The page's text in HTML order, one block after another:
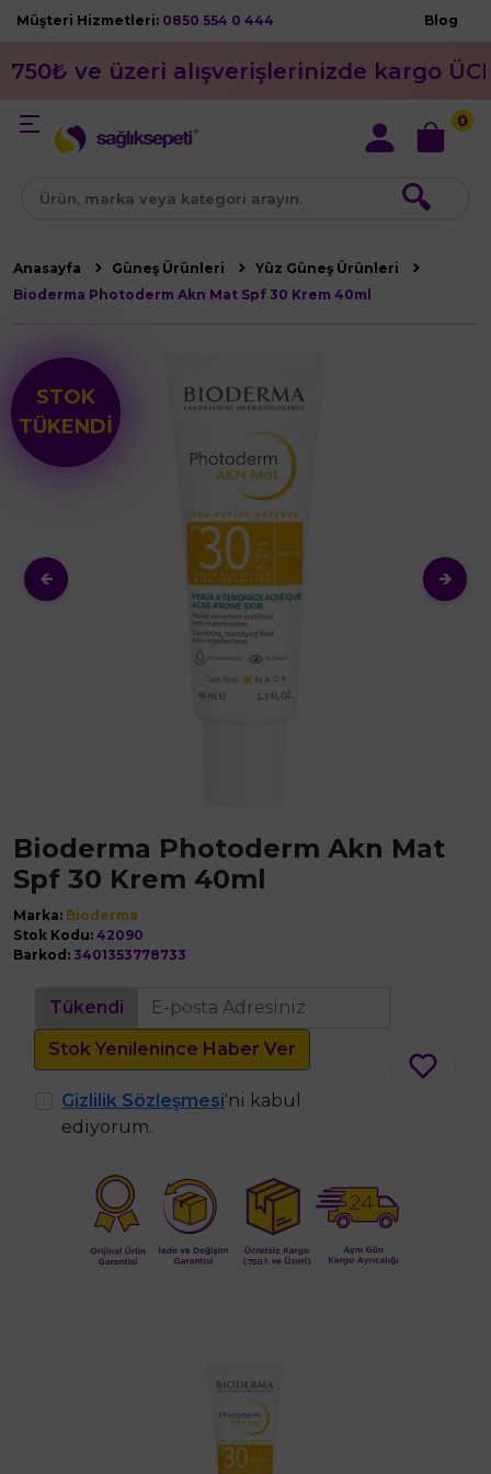
Müşteri Hizmetleri: 0850 554 0 444 Blog
750₺ ve üzeri alışverişlerinizde kargo
🔍
0
Anasayfa Güneş Ürünleri
Yüz Güneş Ürünleri
Bioderma Photoderm Akn Mat Spf 30 Krem 40ml
STOK
TÜKENDİ
🡸 🡺
Bioderma Photoderm Akn Mat
Spf 30 Krem 40ml
Marka: Bioderma
Stok Kodu: 42090
Barkod: 3401353778733
Tükendi
Stok Yenilenince Haber Ver
Gizlilik Sözleşmesi'ni kabul
ediyorum.